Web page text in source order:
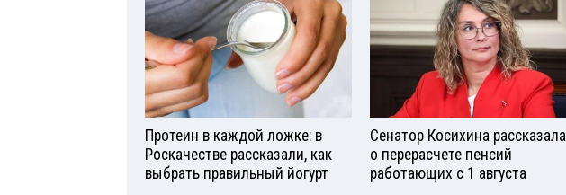
Протеин в каждой ложке: в
Роскачестве рассказали, как
выбрать правильный йогурт
Сенатор Косихина рассказала
о перерасчете пенсий
работающих с 1 августа